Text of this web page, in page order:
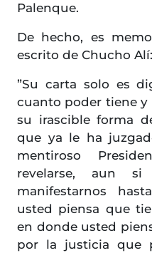
Palenque.
De hecho, es
escrito de Chucho Alí:
”Su carta solo es
cuanto poder tiene y
su irascible forma
que ya le ha
mentiroso
revelarse, aun
manifestarnos
usted piensa que
en donde usted
por la justicia que